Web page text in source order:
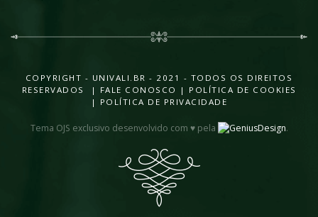
COPYRIGHT - UNIVALI.BR - 2021 - TODOS OS DIREITOS
RESERVADOS |
FALE CONOSCO | POLÍTICA DE COOKIES
| POLÍTICA DE PRIVACIDADE
Tema OJS exclusivo desenvolvido com ♥ pela .